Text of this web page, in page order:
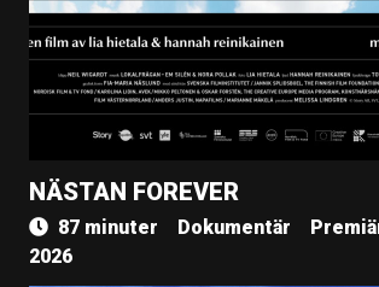
NÄSTAN FOREVER
87 minuter Dokumentär
2026